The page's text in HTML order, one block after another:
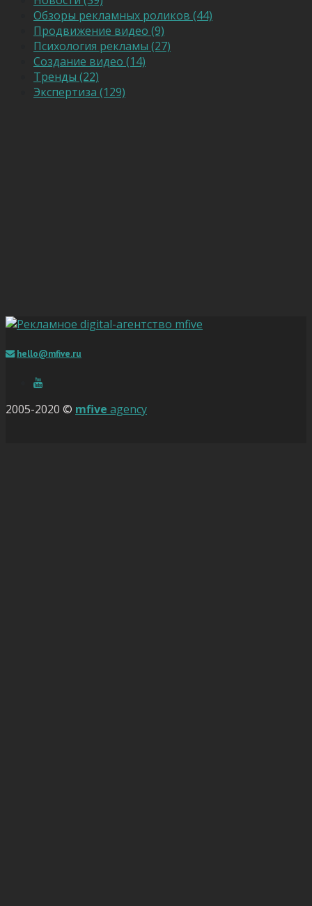
Обзоры рекламных роликов (44)
Продвижение видео (9)
Психология рекламы (27)
Создание видео (14)
Тренды (22)
Экспертиза (129)
hello@mfive.ru
2005-2020 © mfive agency